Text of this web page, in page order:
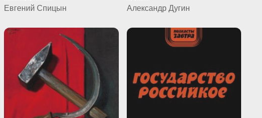
Евгений Спицын
Александр Дугин